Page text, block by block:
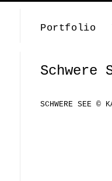
Portfolio
SCHWERE SEE ©